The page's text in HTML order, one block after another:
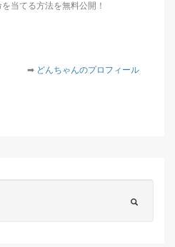
当てる方法を無料公開！
➡︎ どんちゃんのプロフィール